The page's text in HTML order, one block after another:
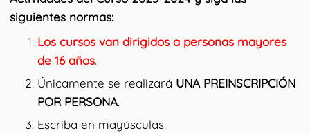
siguientes normas:
Los cursos van dirigidos a personas mayores
de 16 años.
​Únicamente se realizará UNA PREINSCRIPCIÓN
POR PERSONA.
Escriba en mayúsculas.